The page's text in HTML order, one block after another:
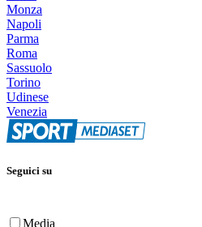
Monza
Napoli
Parma
Roma
Sassuolo
Torino
Udinese
Venezia
Seguici su
Media